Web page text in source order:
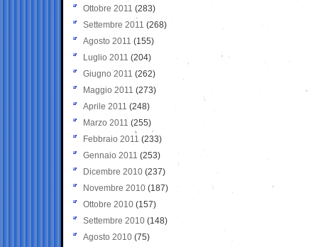
Ottobre 2011 (283)
Settembre 2011 (268)
Agosto 2011 (155)
Luglio 2011 (204)
Giugno 2011 (262)
Maggio 2011 (273)
Aprile 2011 (248)
Marzo 2011 (255)
Febbraio 2011 (233)
Gennaio 2011 (253)
Dicembre 2010 (237)
Novembre 2010 (187)
Ottobre 2010 (157)
Settembre 2010 (148)
Agosto 2010 (75)